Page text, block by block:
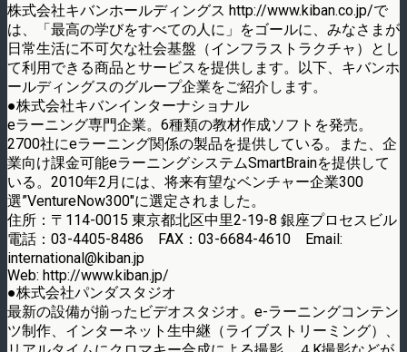
株式会社キバンホールディングス http://www.kiban.co.jp/で
は、「最高の学びをすべての人に」をゴールに、みなさまが
日常生活に不可欠な社会基盤（インフラストラクチャ）とし
て利用できる商品とサービスを提供します。以下、キバンホ
ールディングスのグループ企業をご紹介します。
●株式会社キバンインターナショナル
eラーニング専門企業。6種類の教材作成ソフトを発売。
2700社にeラーニング関係の製品を提供している。また、企
業向け課金可能eラーニングシステムSmartBrainを提供して
いる。2010年2月には、将来有望なベンチャー企業300
選”VentureNow300″に選定されました。
住所：〒114-0015 東京都北区中里2-19-8 銀座プロセスビル
電話：03-4405-8486 FAX：03-6684-4610 Email:
international@kiban.jp
Web: http://www.kiban.jp/
●株式会社パンダスタジオ
最新の設備が揃ったビデオスタジオ。e-ラーニングコンテン
ツ制作、インターネット生中継（ライブストリーミング）、